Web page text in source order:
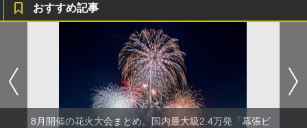
おすすめ記事
8月開催の花火大会まとめ。国内最大級2.4万発「幕張ビ